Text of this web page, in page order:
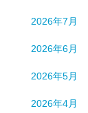
2026年7月
2026年6月
2026年5月
2026年4月